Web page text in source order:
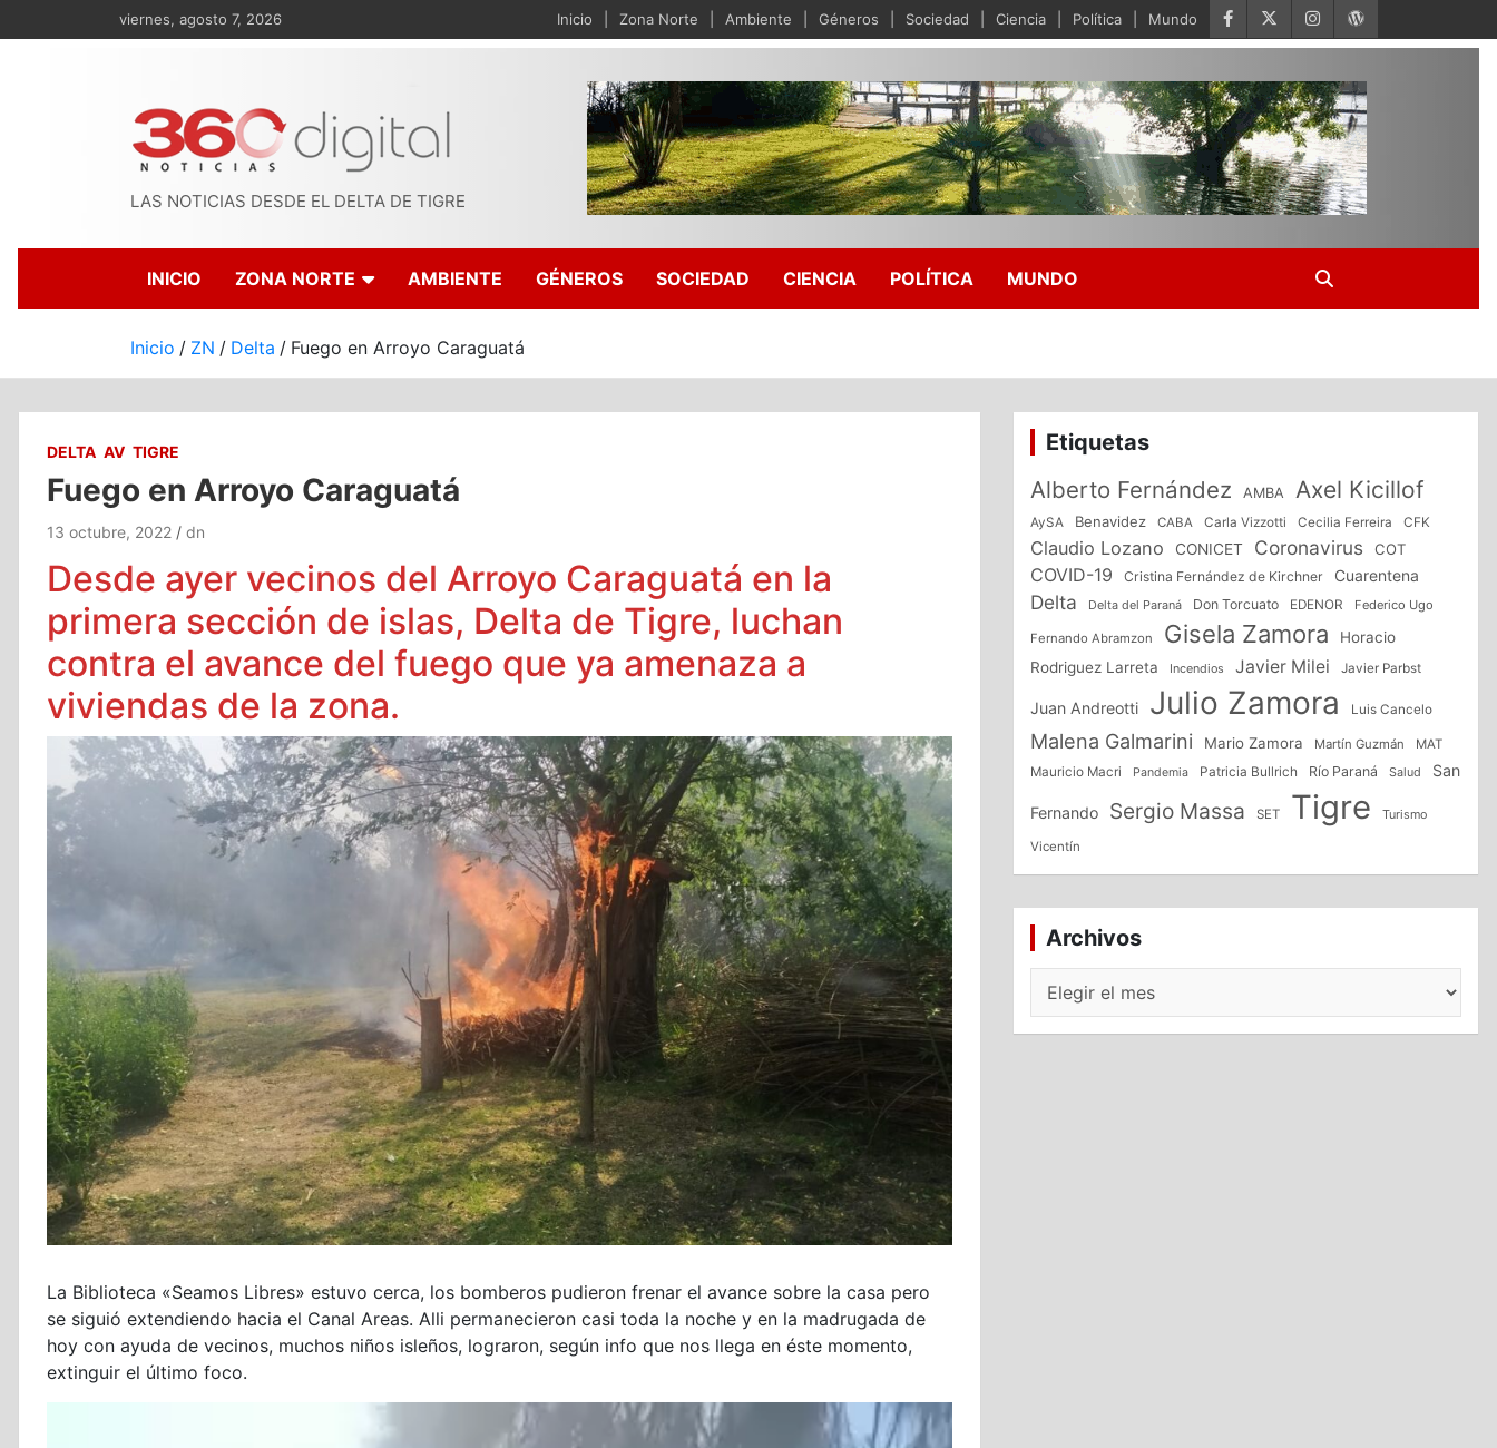
al
viernes, agosto 7, 2026 Inicio Zona Norte Ambiente Géneros Sociedad Ciencia Política Mundo
LAS NOTICIAS DESDE EL DELTA DE TIGRE
INICIO ZONA NORTE AMBIENTE GÉNEROS SOCIEDAD CIENCIA POLÍTICA MUNDO
Inicio ZN Delta Fuego en Arroyo Caraguatá
DELTA AV TIGRE
Fuego en Arroyo Caraguatá
13 octubre, 2022 dn
Desde ayer vecinos del Arroyo Caraguatá en la
primera sección de islas, Delta de Tigre, luchan
contra el avance del fuego que ya amenaza a
viviendas de la zona.
La Biblioteca «Seamos Libres» estuvo cerca, los bomberos pudieron frenar el avance sobre la casa pero
se siguió extendiendo hacia el Canal Areas. Alli permanecieron casi toda la noche y en la madrugada de
hoy con ayuda de vecinos, muchos niños isleños, lograron, según info que nos llega en éste momento,
extinguir el último foco.
Etiquetas
Alberto Fernández AMBA Axel Kicillof
AySA Benavidez CABA Carla Vizzotti Cecilia Ferreira CFK
Claudio Lozano CONICET Coronavirus COT
COVID-19 Cristina Fernández de Kirchner Cuarentena
Delta Delta del Paraná Don Torcuato EDENOR Federico Ugo
Fernando Abramzon Gisela Zamora
Horacio
Rodriguez Larreta
Incendios Javier Milei Javier Parbst
Juan Andreotti Julio Zamora Luis Cancelo
Malena Galmarini Mario Zamora Martín Guzmán
MAT
Mauricio Macri
Pandemia Patricia Bullrich Río Paraná Salud San
Fernando Sergio Massa SET Tigre Turismo
Vicentín
Archivos
Archivos